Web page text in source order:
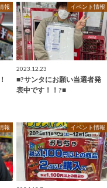
報 イベント情報
2023.12.23
■?サンタにお願い当選者発
表中です！！?■
報 イベント情報